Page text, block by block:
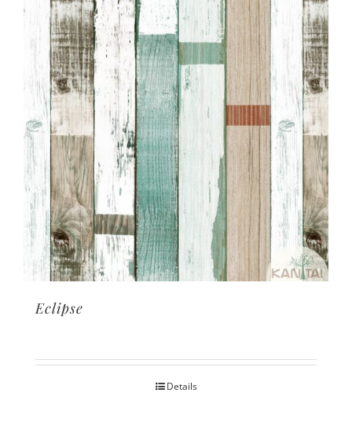
Eclipse
Details